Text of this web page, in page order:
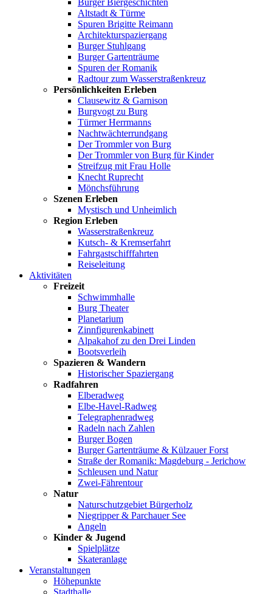
Burger Biergeschichten
Altstadt & Türme
Spuren Brigitte Reimann
Architekturspaziergang
Burger Stuhlgang
Burger Gartenträume
Spuren der Romanik
Radtour zum Wasserstraßenkreuz
Persönlichkeiten Erleben
Clausewitz & Garnison
Burgvogt zu Burg
Türmer Herrmanns
Nachtwächterrundgang
Der Trommler von Burg
Der Trommler von Burg für Kinder
Streifzug mit Frau Holle
Knecht Ruprecht
Mönchsführung
Szenen Erleben
Mystisch und Unheimlich
Region Erleben
Wasserstraßenkreuz
Kutsch- & Kremserfahrt
Fahrgastschifffahrten
Reiseleitung
Aktivitäten
Freizeit
Schwimmhalle
Burg Theater
Planetarium
Zinnfigurenkabinett
Alpakahof zu den Drei Linden
Bootsverleih
Spazieren & Wandern
Historischer Spaziergang
Radfahren
Elberadweg
Elbe-Havel-Radweg
Telegraphenradweg
Radeln nach Zahlen
Burger Bogen
Burger Gartenträume & Külzauer Forst
Straße der Romanik: Magdeburg - Jerichow
Schleusen und Natur
Zwei-Fährentour
Natur
Naturschutzgebiet Bürgerholz
Niegripper & Parchauer See
Angeln
Kinder & Jugend
Spielplätze
Skateranlage
Veranstaltungen
Höhepunkte
Stadthalle